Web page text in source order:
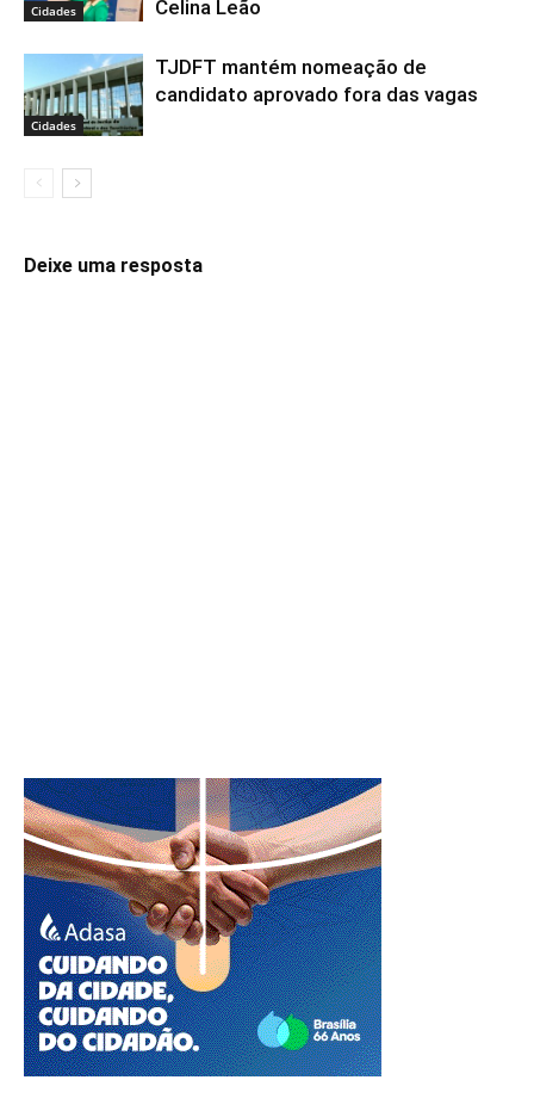
Cidades
Celina Leão
Cidades
TJDFT mantém nomeação de
candidato aprovado fora das vagas
Deixe uma resposta